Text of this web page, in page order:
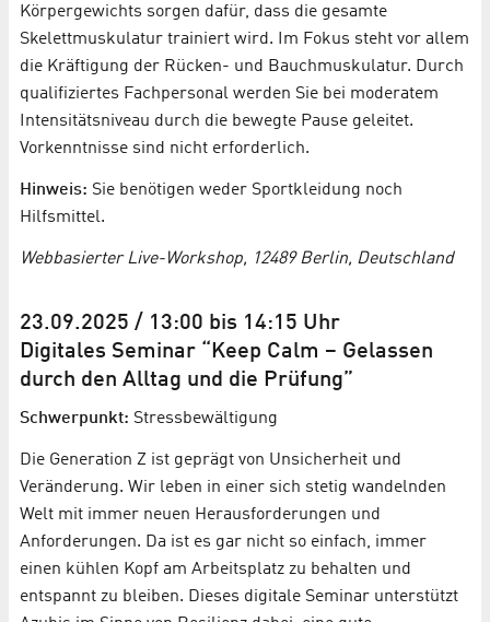
Körpergewichts sorgen dafür, dass die gesamte
Skelettmuskulatur trainiert wird. Im Fokus steht vor allem
die Kräftigung der Rücken- und Bauchmuskulatur. Durch
qualifiziertes Fachpersonal werden Sie bei moderatem
Intensitätsniveau durch die bewegte Pause geleitet.
Vorkenntnisse sind nicht erforderlich.
Hinweis: Sie benötigen weder Sportkleidung noch
Hilfsmittel.
Webbasierter Live-Workshop, 12489 Berlin, Deutschland
23.09.2025 / 13:00 bis 14:15 Uhr
Digitales Seminar “Keep Calm – Gelassen
durch den Alltag und die Prüfung”
Schwerpunkt: Stressbewältigung
Die Generation Z ist geprägt von Unsicherheit und
Veränderung. Wir leben in einer sich stetig wandelnden
Welt mit immer neuen Herausforderungen und
Anforderungen. Da ist es gar nicht so einfach, immer
einen kühlen Kopf am Arbeitsplatz zu behalten und
entspannt zu bleiben. Dieses digitale Seminar unterstützt